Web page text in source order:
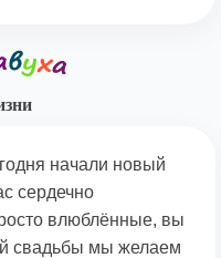
начали новый
сердечно
влюблённые, вы
свадьбы мы желаем